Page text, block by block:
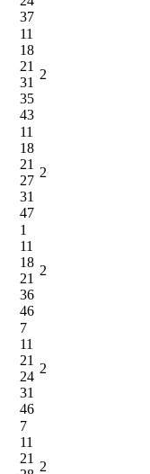
37
11
18
21
31
35
43
2
11
18
21
27
31
47
2
1
11
18
21
36
46
2
7
11
21
24
31
46
2
7
11
21
2